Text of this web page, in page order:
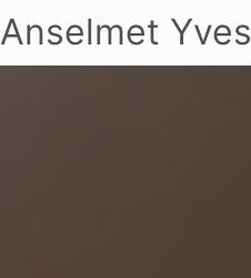
Anselmet Yves